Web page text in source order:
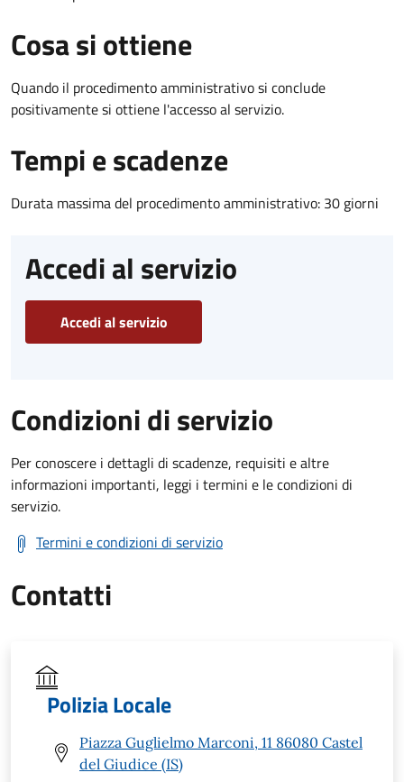
Cosa si ottiene
Quando il procedimento amministrativo si conclude
positivamente si ottiene l'accesso al servizio.
Tempi e scadenze
Durata massima del procedimento amministrativo: 30 giorni
Accedi al servizio
Accedi al servizio
Condizioni di servizio
Per conoscere i dettagli di scadenze, requisiti e altre
informazioni importanti, leggi i termini e le condizioni di
servizio.
Termini e condizioni di servizio
Contatti
Polizia Locale
Piazza Guglielmo Marconi, 11 86080 Castel
del Giudice (IS)